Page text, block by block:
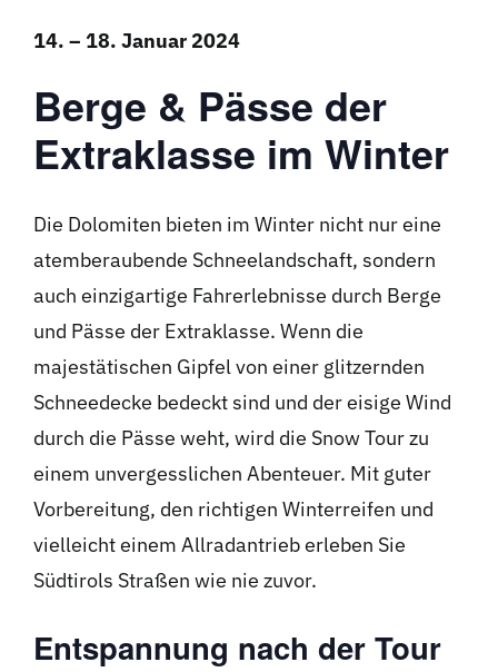
14. – 18. Januar 2024
Berge & Pässe der
Extraklasse im Winter
Die Dolomiten bieten im Winter nicht nur eine
atemberaubende Schneelandschaft, sondern
auch einzigartige Fahrerlebnisse durch Berge
und Pässe der Extraklasse. Wenn die
majestätischen Gipfel von einer glitzernden
Schneedecke bedeckt sind und der eisige Wind
durch die Pässe weht, wird die Snow Tour zu
einem unvergesslichen Abenteuer. Mit guter
Vorbereitung, den richtigen Winterreifen und
vielleicht einem Allradantrieb erleben Sie
Südtirols Straßen wie nie zuvor.
Entspannung nach der Tour